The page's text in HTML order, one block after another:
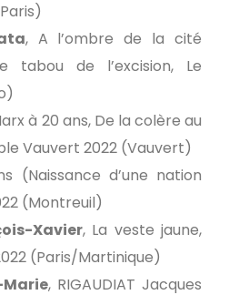
, A l’ombre de la cité
tabou de l’excision, Le
à 20 ans, De la colère au
Vauvert 2022 (Vauvert)
(Naissance d’une nation
(Montreuil)
Xavier, La veste jaune,
(Paris/Martinique)
Marie, RIGAUDIAT Jacques